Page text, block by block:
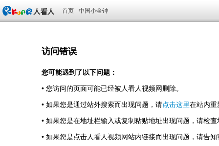
首页 中国小金钟
访问错误
您可能遇到了以下问题：
• 您访问的页面可能已经被人看人视频网删除。
• 如果您是通过站外搜索而出现问题，请点击这里在站内重
• 如果您是在地址栏输入或复制粘贴地址出现问题，请检
• 如果您是点击人看人视频网站内链接而出现问题，请告知